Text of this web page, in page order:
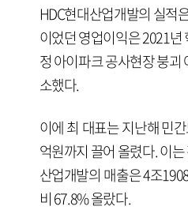
HDC현대산업개발의 실적
이었던 영업이익은 2021
정 아이파크 공사현장 붕
소했다.
이에 최 대표는 지난해 민
억원까지 끌어 올렸다. 이
산업개발의 매출은 4조
비 67.8% 올랐다.